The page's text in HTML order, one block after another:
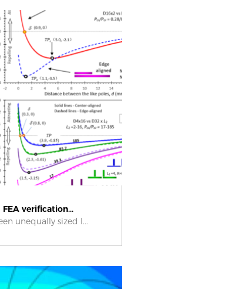
verification...
unequally sized l...